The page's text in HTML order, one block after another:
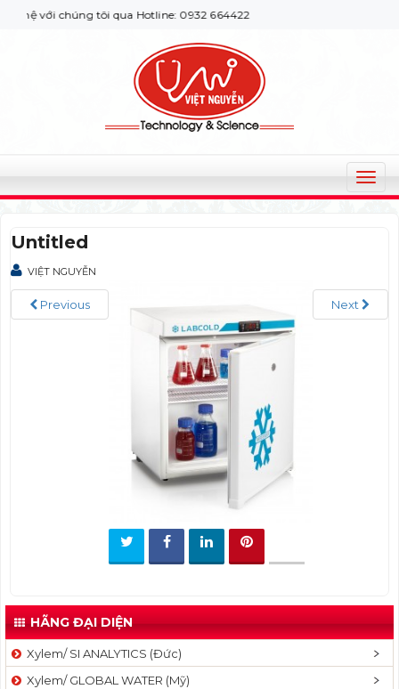
với chúng tôi qua Hotline: 0932 664422
T
o
n
a
Untitled
VIỆT NGUYỄN
Previous Next
HÃNG ĐẠI DIỆN
Xylem/ SI ANALYTICS (Đức)
Xylem/ GLOBAL WATER (Mỹ)